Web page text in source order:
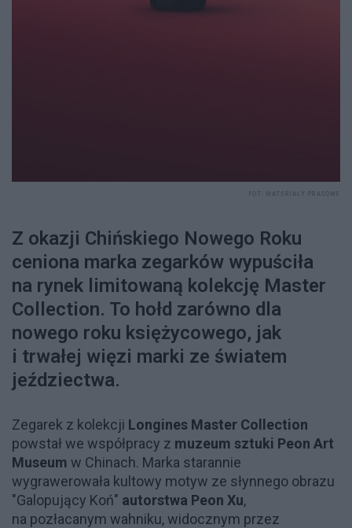
Z okazji Chińskiego Nowego Roku
ceniona marka zegarków wypuściła
na rynek limitowaną kolekcję Master
Collection. To hołd zarówno dla
nowego roku księżycowego, jak
i trwałej więzi marki ze światem
jeździectwa.
Zegarek z kolekcji Longines Master Collection
powstał we współpracy z muzeum sztuki Peon Art
Museum w Chinach. Marka starannie
wygrawerowała kultowy motyw ze słynnego obrazu
"Galopujący Koń" autorstwa Peon Xu,
na pozłacanym wahniku, widocznym przez